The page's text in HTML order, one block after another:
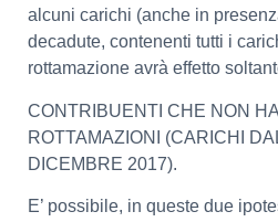
alcuni carichi (anche in
decadute, contenenti tutti i
rottamazione avrà effetto
CONTRIBUENTI CHE NON
ROTTAMAZIONI (CARICHI
DICEMBRE 2017).
E’ possibile, in queste due